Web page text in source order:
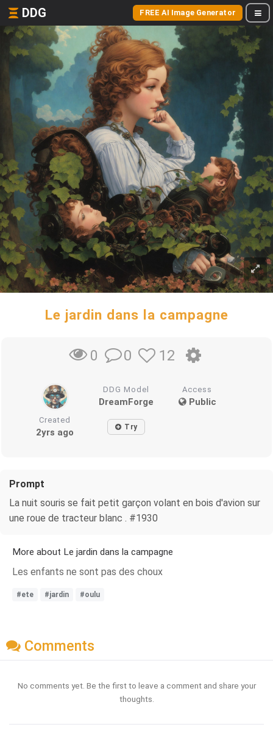
DDG FREE AI Image Generator
Le jardin dans la campagne
0 0 12
DDG Model
DreamForge
Access
Public
Created
2yrs ago Try
Prompt
La nuit souris se fait petit garçon volant en bois d'avion sur
une roue de tracteur blanc . #1930
More about Le jardin dans la campagne
Les enfants ne sont pas des choux
#ete #jardin #oulu
Comments
No comments yet. Be the first to leave a comment and share your
thoughts.